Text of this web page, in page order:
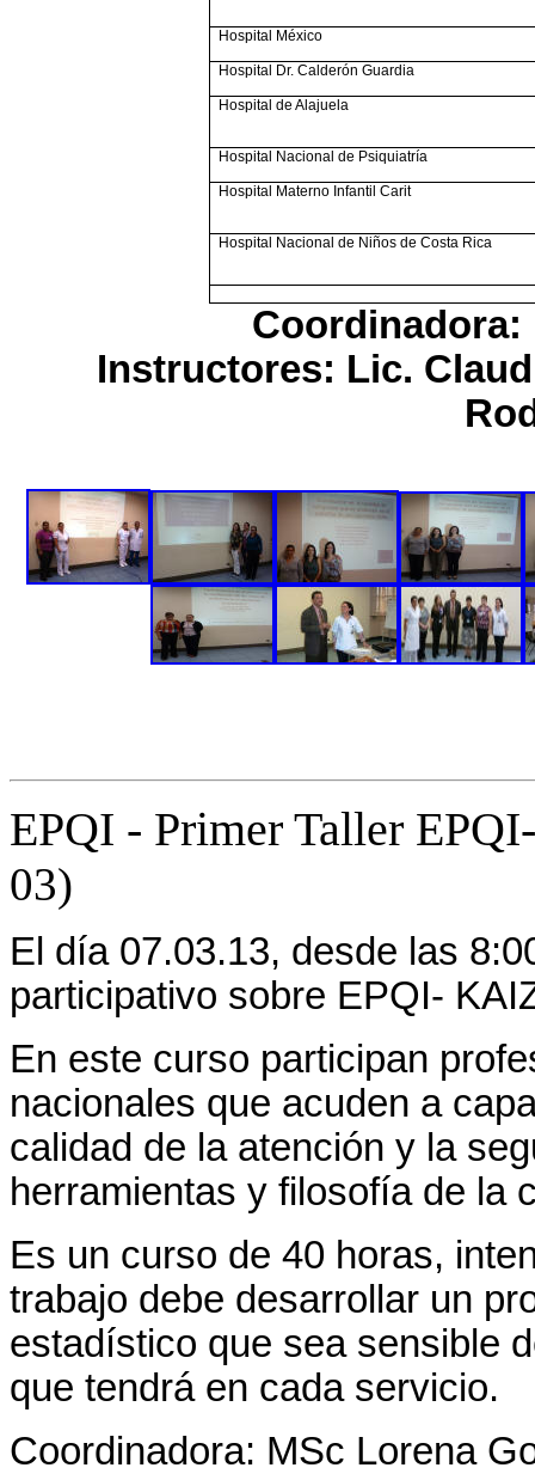
Hospital México
Hospital Dr. Calderón Guardia
Hospital de Alajuela
Hospital Nacional de Psiquiatría
Hospital Materno Infantil Carit
Hospital Nacional de Niños de Costa Rica
Coordinadora:
Instructores: Lic.
EPQI - Primer Taller
03)
El día 07.03.13, desde las
participativo sobre EPQI-
En este curso participan
nacionales que acuden a
calidad de la atención y la
herramientas y filosofía de la
Es un curso de 40 horas,
trabajo debe desarrollar un
estadístico que sea sensible
que tendrá en cada servicio.
Coordinadora: MSc Lorena